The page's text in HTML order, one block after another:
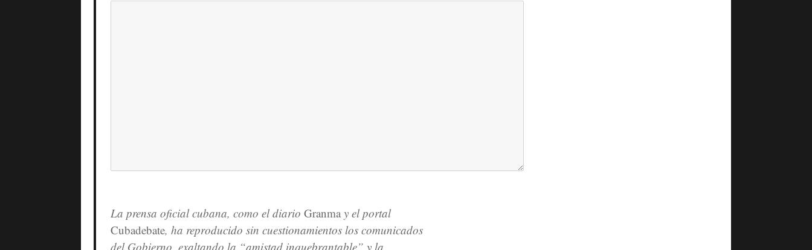
La prensa oficial cubana, como el diarioGranma y el portal
Cubadebate, ha reproducido sin cuestionamientos los comunicados
del Gobierno, exaltando la “amistad inquebrantable” y la